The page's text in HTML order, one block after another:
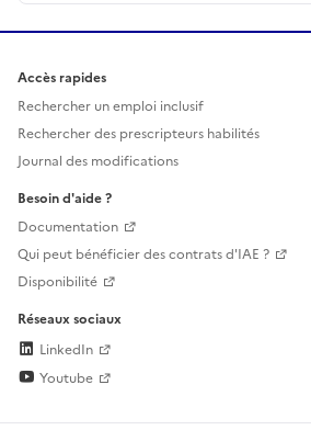
Accès rapides
Rechercher un emploi inclusif
Rechercher des prescripteurs habilités
Journal des modifications
Besoin d'aide ?
Documentation
Qui peut bénéficier des contrats d'IAE ?
Disponibilité
Réseaux sociaux
LinkedIn
Youtube